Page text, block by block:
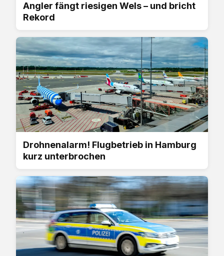
Angler fängt riesigen Wels – und bricht
Rekord
Drohnenalarm! Flugbetrieb in Hamburg
kurz unterbrochen